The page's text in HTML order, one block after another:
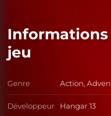
jeu
Genre Genre
Action,
Développeur Développeur
Hangar 13